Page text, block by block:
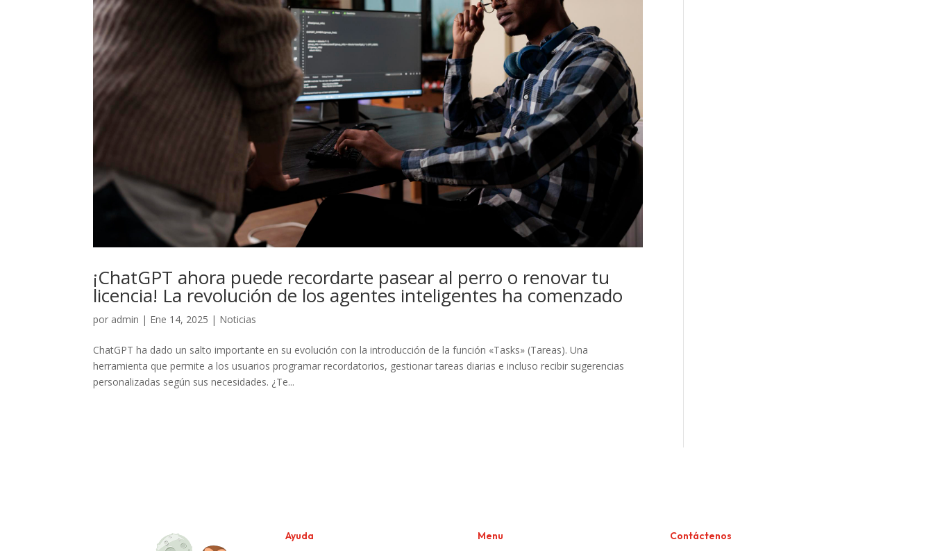
¡ChatGPT ahora puede recordarte pasear al perro o renovar tu
licencia! La revolución de los agentes inteligentes ha comenzado
por admin | Ene 14, 2025 | Noticias
ChatGPT ha dado un salto importante en su evolución con la introducción de la función «Tasks» (Tareas). Una
herramienta que permite a los usuarios programar recordatorios, gestionar tareas diarias e incluso recibir sugerencias
personalizadas según sus necesidades. ¿Te...
Ayuda Menu Contáctenos